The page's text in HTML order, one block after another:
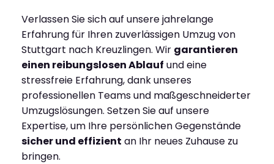
Verlassen Sie sich auf unsere jahrelange
Erfahrung für Ihren zuverlässigen Umzug von
Stuttgart nach Kreuzlingen. Wir garantieren
einen reibungslosen Ablauf und eine
stressfreie Erfahrung, dank unseres
professionellen Teams und maßgeschneiderter
Umzugslösungen. Setzen Sie auf unsere
Expertise, um Ihre persönlichen Gegenstände
sicher und effizient an Ihr neues Zuhause zu
bringen.